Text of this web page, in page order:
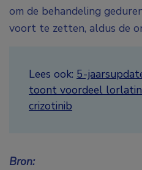
om de behandeling
voort te zetten, aldus de
Lees ook: 5-
toont voordeel
crizotinib
Bron: